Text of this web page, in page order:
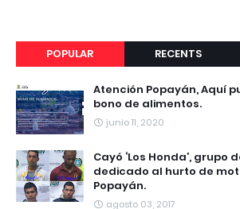
POPULAR RECENTS
Atención Popayán, Aquí
bono de alimentos.
junio 11, 2020
Cayó ‘Los Honda’, grupo
dedicado al hurto de
Popayán.
agosto 03, 2017